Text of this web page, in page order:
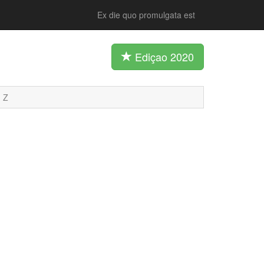
Ex die quo promulgata est
Ediçao 2020
Z